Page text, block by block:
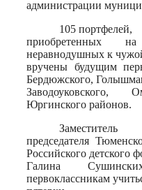
администрации
105 портфелей,
приобретенных
неравнодушных к
вручены будущим
Бердюжского,
Заводоуковского,
Юргинского районов.
Заместитель
председателя
Российского детского
Галина
первоклассникам